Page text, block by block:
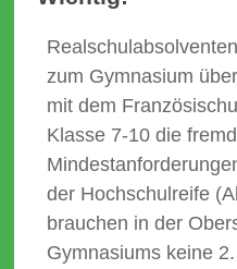
zum Gymnasium
mit dem
Klasse 7-10 die
der Hochschulreife
brauchen in der
Gymnasiums keine